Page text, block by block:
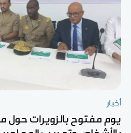
أخبار
يوم مفتوح بالزويرات حول